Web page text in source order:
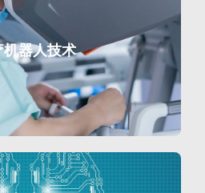
机器人技术